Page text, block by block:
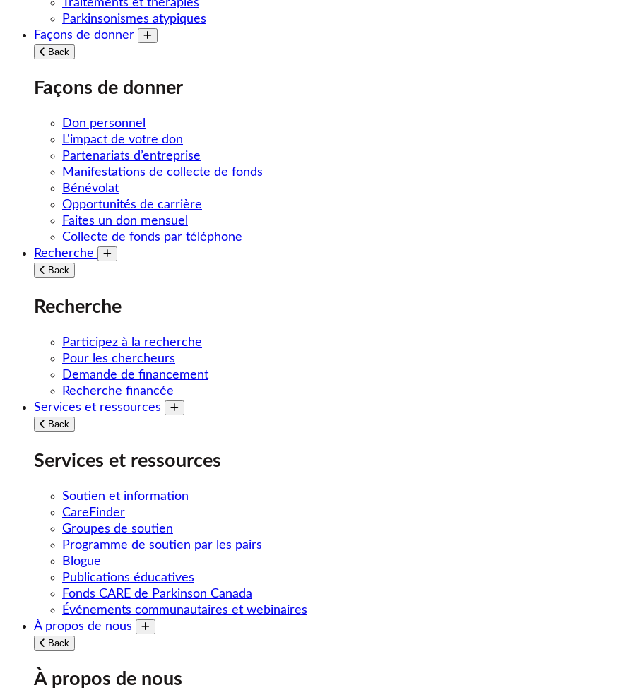
Traitements et thérapies
Parkinsonismes atypiques
Façons de donner
Toggle submenu
Back
Façons de donner
Don personnel
L'impact de votre don
Partenariats d’entreprise
Manifestations de collecte de fonds
Bénévolat
Opportunités de carrière
Faites un don mensuel
Collecte de fonds par téléphone
Recherche
Toggle submenu
Back
Recherche
Participez à la recherche
Pour les chercheurs
Demande de financement
Recherche financée
Services et ressources
Toggle submenu
Back
Services et ressources
Soutien et information
CareFinder
Groupes de soutien
Programme de soutien par les pairs
Blogue
Publications éducatives
Fonds CARE de Parkinson Canada
Événements communautaires et webinaires
À propos de nous
Toggle submenu
Back
À propos de nous